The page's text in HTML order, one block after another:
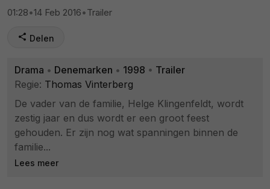
01:28•14 Feb 2016•Trailer
Delen
Drama • Denemarken • 1998 • Trailer
Regie: Thomas Vinterberg
De vader van de familie, Helge Klingenfeldt, wordt
zestig jaar en dus wordt er een groot feest
gehouden. Er zijn nog wat spanningen binnen de
familie...
Lees meer